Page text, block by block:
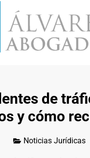
de
y cómo
Noticias Jurídicas